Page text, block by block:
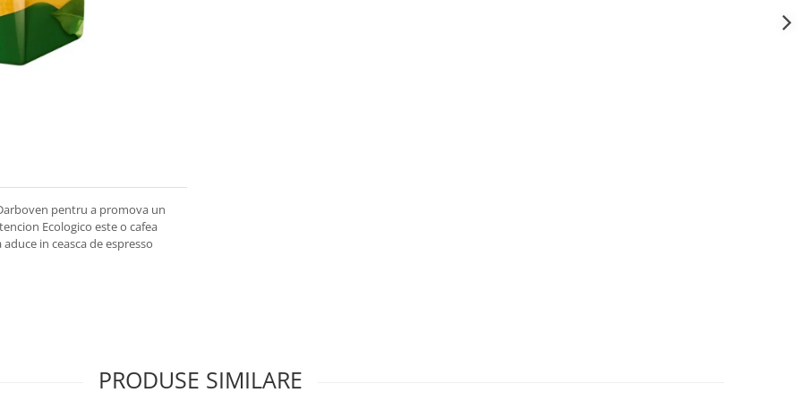
pentru a promova un
Ecologico este o cafea
in ceasca de espresso
PRODUSE SIMILARE